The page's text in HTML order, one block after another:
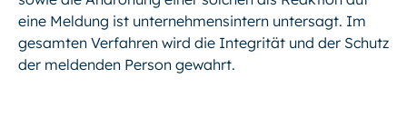
eine Meldung ist unternehmensintern untersagt. Im
gesamten Verfahren wird die Integrität und der Schutz
der meldenden Person gewahrt.